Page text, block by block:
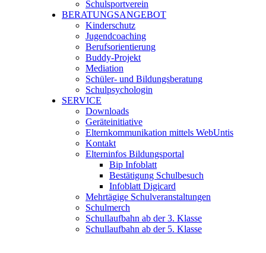
Schulsportverein
BERATUNGSANGEBOT
Kinderschutz
Jugendcoaching
Berufsorientierung
Buddy-Projekt
Mediation
Schüler- und Bildungsberatung
Schulpsychologin
SERVICE
Downloads
Geräteinitiative
Elternkommunikation mittels WebUntis
Kontakt
Elterninfos Bildungsportal
Bip Infoblatt
Bestätigung Schulbesuch
Infoblatt Digicard
Mehrtägige Schulveranstaltungen
Schulmerch
Schullaufbahn ab der 3. Klasse
Schullaufbahn ab der 5. Klasse